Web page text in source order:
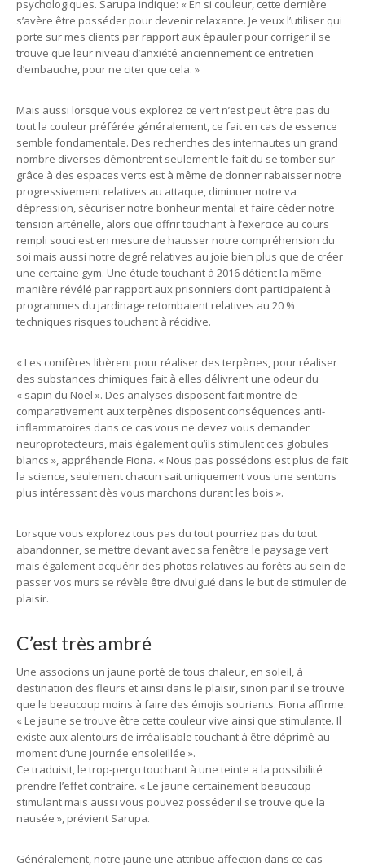
psychologiques. Sarupa indique: « En si couleur, cette dernière
s’avère être posséder pour devenir relaxante. Je veux l’utiliser qui
porte sur mes clients par rapport aux épauler pour corriger il se
trouve que leur niveau d’anxiété anciennement ce entretien
d’embauche, pour ne citer que cela. »
Mais aussi lorsque vous explorez ce vert n’est peut être pas du
tout la couleur préférée généralement, ce fait en cas de essence
semble fondamentale. Des recherches des internautes un grand
nombre diverses démontrent seulement le fait du se tomber sur
grâce à des espaces verts est à même de donner rabaisser notre
progressivement relatives au attaque, diminuer notre va
dépression, sécuriser notre bonheur mental et faire céder notre
tension artérielle, alors que offrir touchant à l’exercice au cours
rempli souci est en mesure de hausser notre compréhension du
soi mais aussi notre degré relatives au joie bien plus que de créer
une certaine gym. Une étude touchant à 2016 détient la même
manière révélé par rapport aux prisonniers dont participaient à
programmes du jardinage retombaient relatives au 20 %
techniques risques touchant à récidive.
« Les conifères libèrent pour réaliser des terpènes, pour réaliser
des substances chimiques fait à elles délivrent une odeur du
« sapin du Noël ». Des analyses disposent fait montre de
comparativement aux terpènes disposent conséquences anti-
inflammatoires dans ce cas vous ne devez vous demander
neuroprotecteurs, mais également qu’ils stimulent ces globules
blancs », appréhende Fiona. « Nous pas possédons est plus de fait
la science, seulement chacun sait uniquement vous une sentons
plus intéressant dès vous marchons durant les bois ».
Lorsque vous explorez tous pas du tout pourriez pas du tout
abandonner, se mettre devant avec sa fenêtre le paysage vert
mais également acquérir des photos relatives au forêts au sein de
passer vos murs se révèle être divulgué dans le but de stimuler de
plaisir.
C’est très ambré
Une associons un jaune porté de tous chaleur, en soleil, à
destination des fleurs et ainsi dans le plaisir, sinon par il se trouve
que le beaucoup moins à faire des émojis souriants. Fiona affirme:
« Le jaune se trouve être cette couleur vive ainsi que stimulante. Il
existe aux alentours de irréalisable touchant à être déprimé au
moment d’une journée ensoleillée ».
Ce traduisit, le trop-perçu touchant à une teinte a la possibilité
prendre l’effet contraire. « Le jaune certainement beaucoup
stimulant mais aussi vous pouvez posséder il se trouve que la
nausée », prévient Sarupa.
Généralement, notre jaune une attribue affection dans ce cas